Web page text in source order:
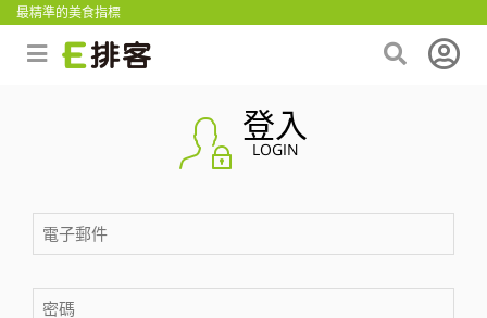
最精準的美食指標
登入
LOGIN